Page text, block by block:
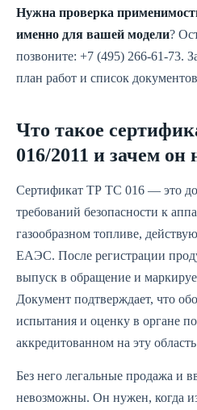
Нужна проверка
именно для вашей модели?
позвоните: +7 (495) 266-61-73.
план работ и список
Что такое
016/2011 и зачем он
Сертификат ТР ТС 016 — это
требований безопасности к
газообразном топливе,
ЕАЭС. После регистрации
выпуск в обращение и
Документ подтверждает, что
испытания и оценку в органе
аккредитованном на эту
Без него легальные продажа и
невозможны. Он нужен, когда